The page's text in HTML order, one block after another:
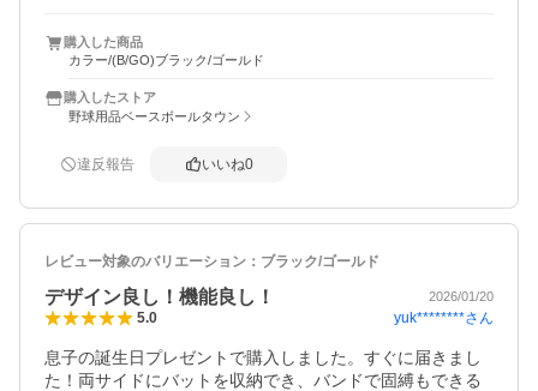
購入した商品
カラー/(B/GO)ブラック/ゴールド
購入したストア
野球用品ベースボールタウン
違反報告 いいね0
レビュー対象のバリエーション： ブラック/ゴールド
デザイン良し！機能良し！ 2026/01/20
5.0 yuk********さん
息子の誕生日プレゼントで購入しました。すぐに届きまし
た！両サイドにバットを収納でき、バンドで固縛もできる